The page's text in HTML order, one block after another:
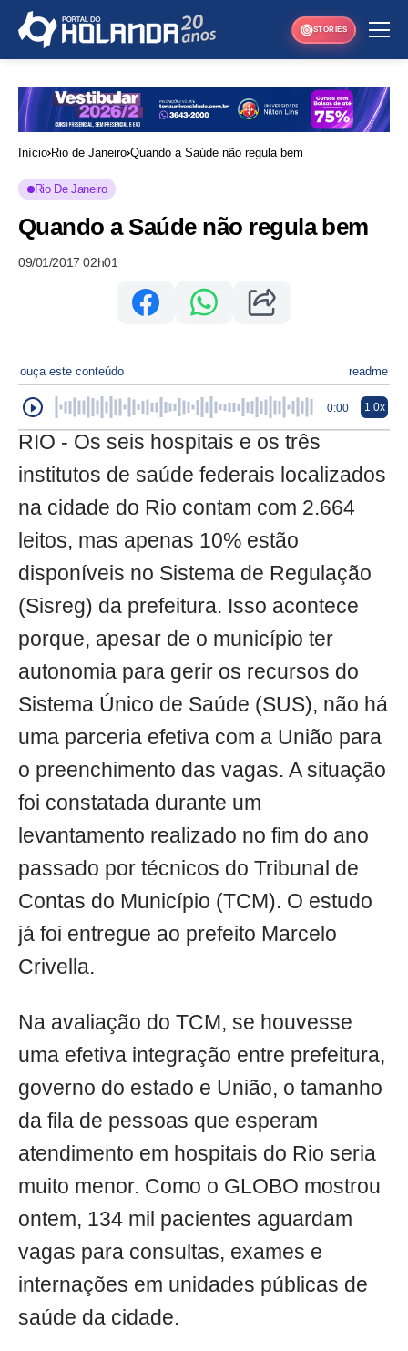
STORIES
Início Rio de Janeiro Quando a Saúde não regula bem
Rio De Janeiro
Quando a Saúde não regula bem
09/01/2017 02h01
ouça este conteúdo readme
0:00 1.0x
RIO - Os seis hospitais e os três
institutos de saúde federais localizados
na cidade do Rio contam com 2.664
leitos, mas apenas 10% estão
disponíveis no Sistema de Regulação
(Sisreg) da prefeitura. Isso acontece
porque, apesar de o município ter
autonomia para gerir os recursos do
Sistema Único de Saúde (SUS), não há
uma parceria efetiva com a União para
o preenchimento das vagas. A situação
foi constatada durante um
levantamento realizado no fim do ano
passado por técnicos do Tribunal de
Contas do Município (TCM). O estudo
já foi entregue ao prefeito Marcelo
Crivella.
Na avaliação do TCM, se houvesse
uma efetiva integração entre prefeitura,
governo do estado e União, o tamanho
da fila de pessoas que esperam
atendimento em hospitais do Rio seria
muito menor. Como o GLOBO mostrou
ontem, 134 mil pacientes aguardam
vagas para consultas, exames e
internações em unidades públicas de
saúde da cidade.